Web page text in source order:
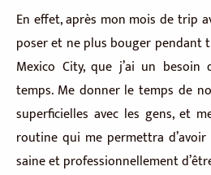
En effet, après mon mois de trip
poser et ne plus bouger pendant
Mexico City, que j’ai un besoin
temps. Me donner le temps de
superficielles avec les gens, et
routine qui me permettra
saine et professionnellement